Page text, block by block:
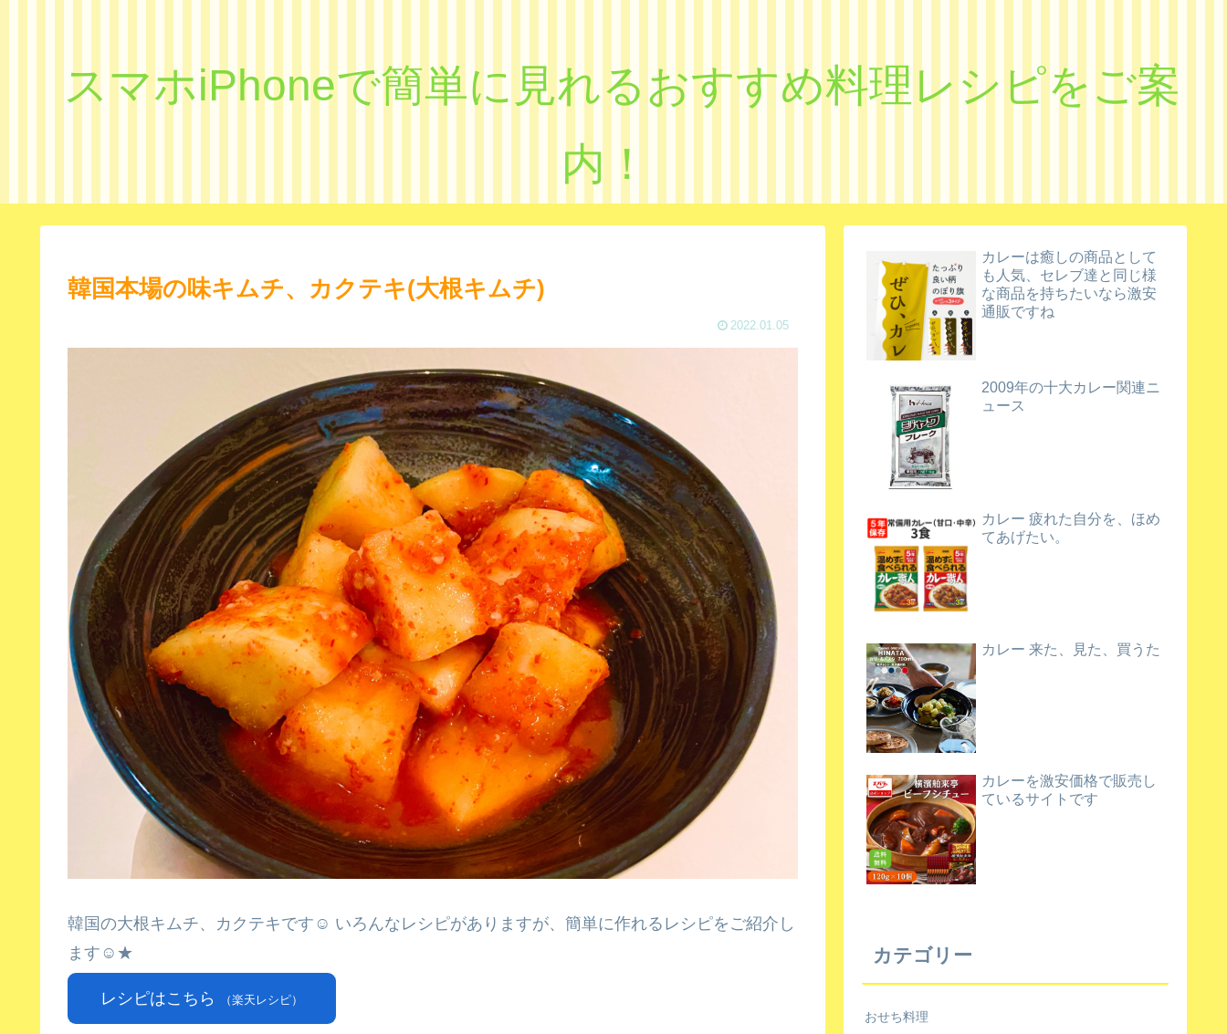
スマホiPhoneで簡単に見れるおすすめ料理レシピをご案
内！
韓国本場の味キムチ、カクテキ(大根キムチ)
2022.01.05
韓国の大根キムチ、カクテキです☺ いろんなレシピがありますが、簡単に作れるレシピをご紹介し
ます☺★
レシピはこちら （楽天レシピ）
カレーは癒しの商品として
も人気、セレブ達と同じ様
な商品を持ちたいなら激安
通販ですね
2009年の十大カレー関連ニ
ュース
カレー 疲れた自分を、ほめ
てあげたい。
カレー 来た、見た、買うた
カレーを激安価格で販売し
ているサイトです
カテゴリー
おせち料理